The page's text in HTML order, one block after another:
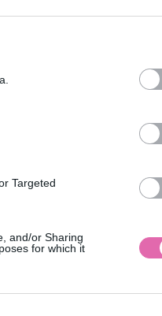
Targeted
and/or Sharing
for which it
HODIŤ